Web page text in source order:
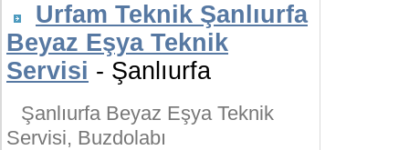
Urfam Teknik Şanlıurfa
Beyaz Eşya Teknik
Servisi - Şanlıurfa
Şanlıurfa Beyaz Eşya Teknik
Servisi, Buzdolabı